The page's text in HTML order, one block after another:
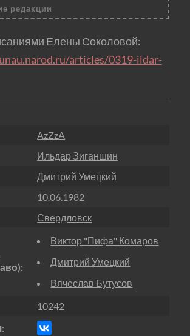
редакции
Елены Соколовой:
articles/0319-ildar-
AzZzA
Ильдар Зиганшин
Дмитрий Умецкий
10.06.1982
Свердловск
Виктор "Пифа" Комаров
Дмитрий Умецкий
Вячеслав Бутусов
10242